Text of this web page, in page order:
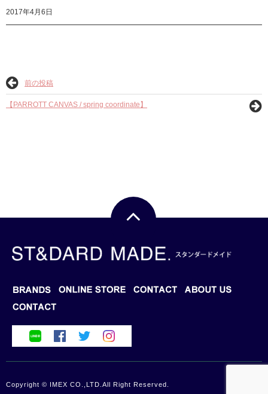
2017年4月6日
前の投稿
【PARROTT CANVAS / spring coordinate】
BRANDS BLOG ONLINE STORE
Copyright © IMEX CO.,LTD.All Right Reserved.